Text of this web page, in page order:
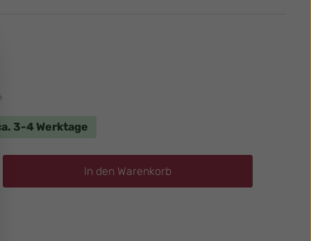
3-4 Werktage
den gewünschten Wert ein oder
In den Warenkorb